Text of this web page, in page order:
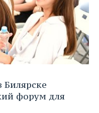
Билярске
форум для